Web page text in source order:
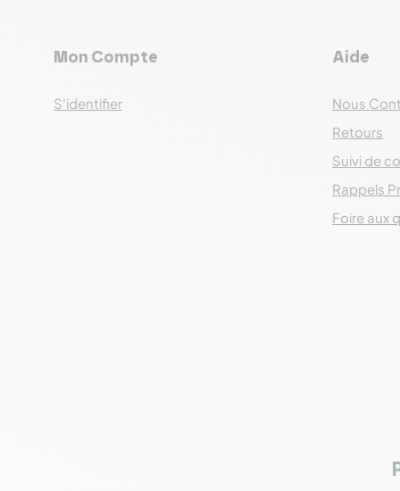
Mon Compte
S'identifier
Aide
Nous
Retours
Suivi de
Rappels
Foire aux